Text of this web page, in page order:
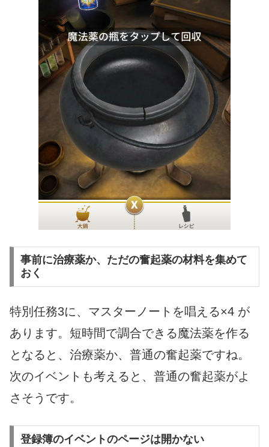
事前に治療薬か、ただの奮起薬の材料を集めて
おく
特別任務3に、マスターノートを唱える×4 が
あります。短時間で調合できる魔法薬を作る
となると、治療薬か、普通の奮起薬ですね。
次のイベントも考えると、普通の奮起薬がよ
さそうです。
登録簿のイベントのページは開かない